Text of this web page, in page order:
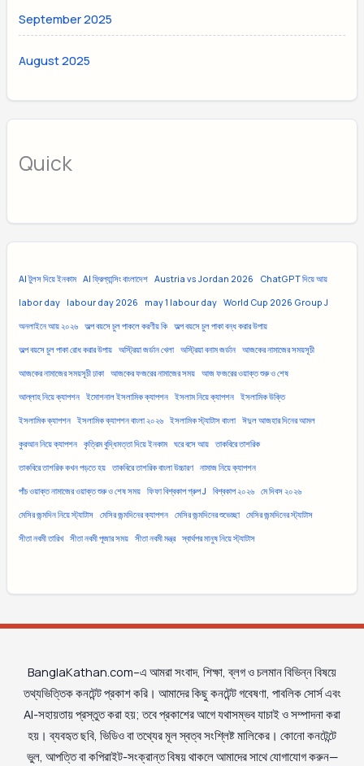
September 2025
August 2025
Quick
AI টুলস দিয়ে ইনকাম AI ফ্রিল্যান্সিং বাংলাদেশ Austria vs Jordan 2026 ChatGPT দিয়ে আয়
labor day labour day 2026 may 1 labour day World Cup 2026 Group J
অনলাইনে আয় ২০২৬ অল্প বয়সে চুল পাকলে করণীয় কি অল্প বয়সে চুল পাকা বন্ধ করার উপায়
অল্প বয়সে চুল পাকা রোধ করার উপায় অস্ট্রিয়া জর্ডান খেলা অস্ট্রিয়া বনাম জর্ডান আজকের নামাজের সময়সূচী
আজকের নামাজের সময়সূচী ঢাকা আজকের ফজরের নামাজের সময় আজ ফজরের ওয়াক্ত শুরু ও শেষ
আল্লাহ নিয়ে ক্যাপশন ইমোশনাল ইসলামিক ক্যাপশন ইসলাম নিয়ে ক্যাপশন ইসলামিক উক্তি
ইসলামিক ক্যাপশন ইসলামিক ক্যাপশন বাংলা ২০২৬ ইসলামিক স্ট্যাটাস বাংলা ঈদুল আজহার দিনের আমল
কুরআন নিয়ে ক্যাপশন কৃত্রিম বুদ্ধিমত্তা দিয়ে ইনকাম ঘরে বসে আয় তাকবিরে তাশরিক
তাকবিরে তাশরিক কখন পড়তে হয় তাকবিরে তাশরিক বাংলা উচ্চারণ নামাজ নিয়ে ক্যাপশন
পাঁচ ওয়াক্ত নামাজের ওয়াক্ত শুরু ও শেষ সময় ফিফা বিশ্বকাপ গ্রুপ J বিশ্বকাপ ২০২৬ মে দিবস ২০২৬
মেসির জন্মদিন নিয়ে স্ট্যাটাস মেসির জন্মদিনের ক্যাপশন মেসির জন্মদিনের শুভেচ্ছা মেসির জন্মদিনের স্ট্যাটাস
সীতা নবমী তারিখ সীতা নবমী পূজার সময় সীতা নবমী মন্ত্র স্বার্থপর মানুষ নিয়ে স্ট্যাটাস
BanglaKathan.com–এ আমরা সংবাদ, শিক্ষা, ব্লগ ও চলমান বিভিন্ন বিষয়ে
তথ্যভিত্তিক কনটেন্ট প্রকাশ করি। আমাদের কিছু কনটেন্ট গবেষণা, পাবলিক সোর্স এবং
AI-সহায়তায় প্রস্তুত করা হয়; তবে প্রকাশের আগে যথাসম্ভব যাচাই ও সম্পাদনা করা
হয়। ব্যবহৃত ছবি, ভিডিও বা তথ্যের মূল স্বত্ব সংশ্লিষ্ট মালিকের। কোনো কনটেন্টে
ভুল, আপত্তি বা কপিরাইট-সংক্রান্ত বিষয় থাকলে আমাদের সাথে যোগাযোগ করুন—